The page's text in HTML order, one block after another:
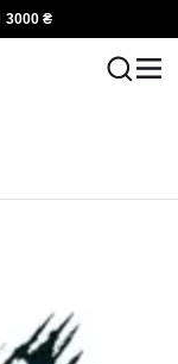
3000 ₴